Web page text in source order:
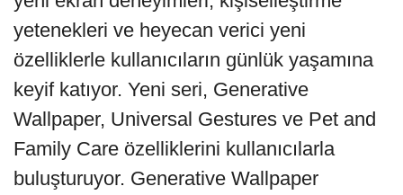
yetenekleri ve heyecan verici yeni
özelliklerle kullanıcıların günlük yaşamına
keyif katıyor. Yeni seri, Generative
Wallpaper, Universal Gestures ve Pet and
Family Care özelliklerini kullanıcılarla
buluşturuyor. Generative Wallpaper